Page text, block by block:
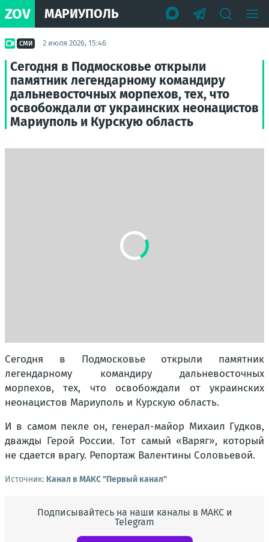
ZOV МАРИУПОЛЬ
СМИ 2 июля 2026, 15:46
Сегодня в Подмосковье открыли
памятник легендарному командиру
дальневосточных морпехов, тех, что
освобождали от украинских неонацистов
Мариуполь и Курскую область
Сегодня в Подмосковье открыли памятник
легендарному командиру дальневосточных
морпехов, тех, что освобождали от украинских
неонацистов Мариуполь и Курскую область.
И в самом пекле он, генерал-майор Михаил Гудков,
дважды Герой России. Тот самый «Варяг», который
не сдается врагу. Репортаж Валентины Соловьевой.
Источник: Канал в МАКС "Первый канал"
Подписывайтесь на наши каналы в МАКС и
Telegram